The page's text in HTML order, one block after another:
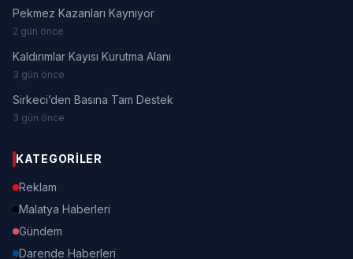
Pekmez Kazanları Kaynıyor
2 gün önce
Kaldırımlar Kayısı Kurutma Alanı
3 gün önce
Sirkeci’den Basına Tam Destek
3 gün önce
KATEGORILER
Reklam
Malatya Haberleri
Gündem
Darende Haberleri